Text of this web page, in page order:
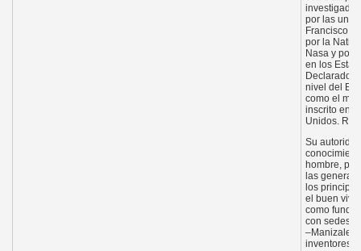
por las
Francisco y
por la
Nasa y por
en los
Declarado
nivel del
como el
inscrito en
Unidos.
Su
hombre,
las
los
el buen vivir
como
con sedes
–Manizales
inventores,